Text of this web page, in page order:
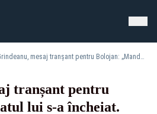
Grindeanu, mesaj tranșant pentru Bolojan: „Mandatul lui s-a încheiat. Game over. Nu l-a demis Parlamentul, l-a demis INS azi.”
tranșant pentru
lui s-a încheiat.